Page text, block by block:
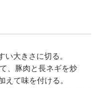
大きさに切る。
、豚肉と長ネギを炒
て味を付ける。